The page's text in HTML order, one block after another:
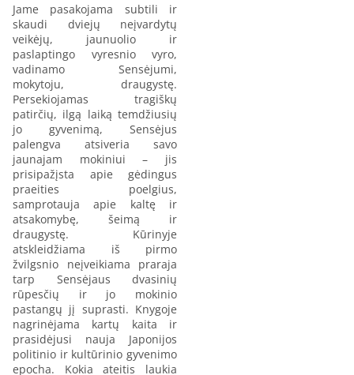
Jame pasakojama subtili ir
skaudi dviejų neįvardytų
veikėjų, jaunuolio ir
paslaptingo vyresnio vyro,
vadinamo Sensėjumi,
mokytoju, draugystę.
Persekiojamas tragiškų
patirčių, ilgą laiką temdžiusių
jo gyvenimą, Sensėjus
palengva atsiveria savo
jaunajam mokiniui – jis
prisipažįsta apie gėdingus
praeities poelgius,
samprotauja apie kaltę ir
atsakomybę, šeimą ir
draugystę. Kūrinyje
atskleidžiama iš pirmo
žvilgsnio neįveikiama praraja
tarp Sensėjaus dvasinių
rūpesčių ir jo mokinio
pastangų jį suprasti. Knygoje
nagrinėjama kartų kaita ir
prasidėjusi nauja Japonijos
politinio ir kultūrinio gyvenimo
epocha. Kokia ateitis laukia